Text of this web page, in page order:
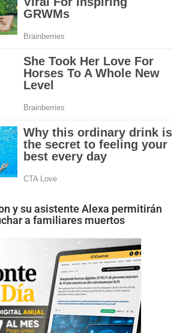
y su asistente Alexa permitirán
a familiares muertos